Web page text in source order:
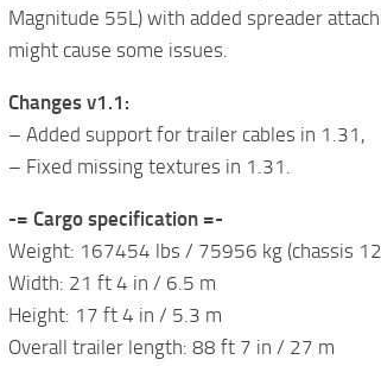
Magnitude 55L) with added spreader
might cause some issues.
Changes v1.1:
– Added support for trailer cables in 1.31,
– Fixed missing textures in 1.31.
-= Cargo specification =-
Weight: 167454 lbs / 75956 kg (chassis
Width: 21 ft 4 in / 6.5 m
Height: 17 ft 4 in / 5.3 m
Overall trailer length: 88 ft 7 in / 27 m